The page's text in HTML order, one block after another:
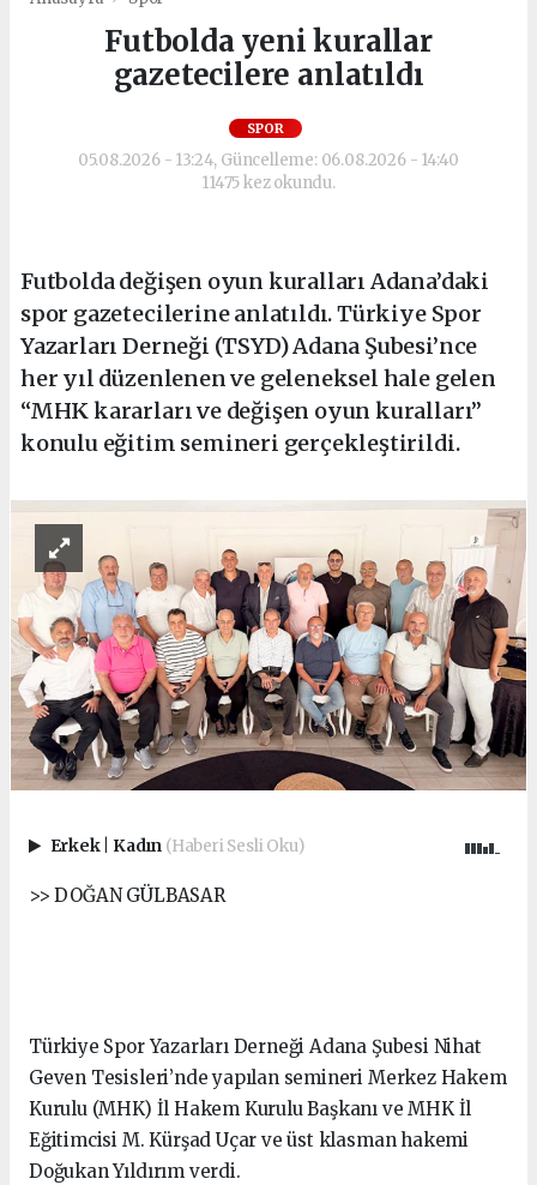
Futbolda yeni kurallar
gazetecilere anlatıldı
SPOR
05.08.2026 - 13:24, Güncelleme: 06.08.2026 - 14:40
11475 kez okundu.
Futbolda değişen oyun kuralları Adana’daki
spor gazetecilerine anlatıldı. Türkiye Spor
Yazarları Derneği (TSYD) Adana Şubesi’nce
her yıl düzenlenen ve geleneksel hale gelen
“MHK kararları ve değişen oyun kuralları”
konulu eğitim semineri gerçekleştirildi.
Erkek Kadın (Haberi Sesli Oku)
>> DOĞAN GÜLBASAR
Türkiye Spor Yazarları Derneği Adana Şubesi Nihat
Geven Tesisleri’nde yapılan semineri Merkez Hakem
Kurulu (MHK) İl Hakem Kurulu Başkanı ve MHK İl
Eğitimcisi M. Kürşad Uçar ve üst klasman hakemi
Doğukan Yıldırım verdi.